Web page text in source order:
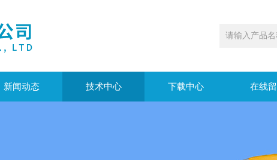
新闻动态 技术中心 下载中心 在线